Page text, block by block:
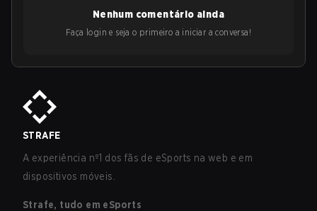
Nenhum comentário ainda
Faça login e seja o primeiro a iniciar a conversa!
STRAFE
A experiência nº1 dos fãs de eSports na web e em
dispositivos móveis.
Strafe, tudo em eSports